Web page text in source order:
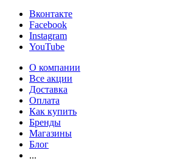
Вконтакте
Facebook
Instagram
YouTube
О компании
Все акции
Доставка
Оплата
Как купить
Бренды
Магазины
Блог
...